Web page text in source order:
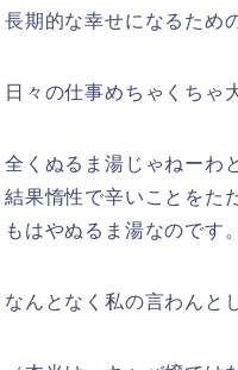
長期的な幸せになるため
日々の仕事めちゃくちゃ
全くぬるま湯じゃねーわ
結果惰性で辛いことをた
もはやぬるま湯なのです。
なんとなく私の言わんと